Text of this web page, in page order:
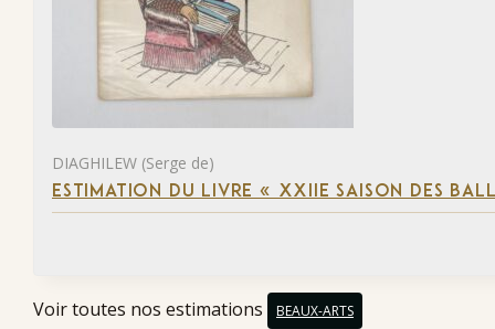
DIAGHILEW (Serge de)
ESTIMATION DU LIVRE « XXIIE SAISON DES
Voir toutes nos estimations BEAUX-ARTS